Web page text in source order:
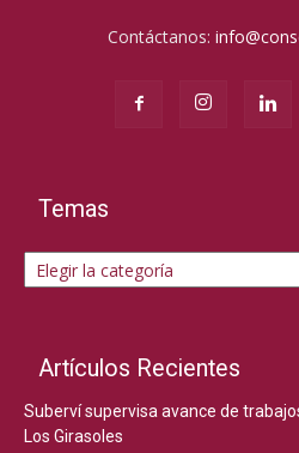
Contáctanos:
Temas
Temas
Artículos Recientes
Suberví supervisa avance de
Los Girasoles